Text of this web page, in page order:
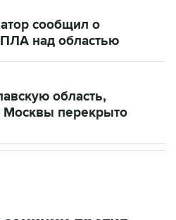
сообщил о
над областью
область,
Москвы перекрыто